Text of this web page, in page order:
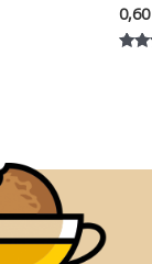
0,60